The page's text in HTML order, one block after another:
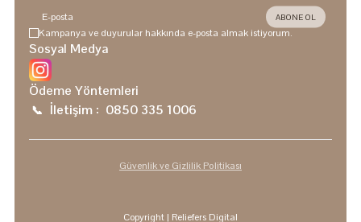
ABONE OL
Kampanya ve duyurular hakkında e-posta almak istiyorum.
Sosyal Medya
Ödeme Yöntemleri
📞 İletişim : 0850 335 1006
Güvenlik ve Gizlilik Politikası
Copyright | Reliefers Digital